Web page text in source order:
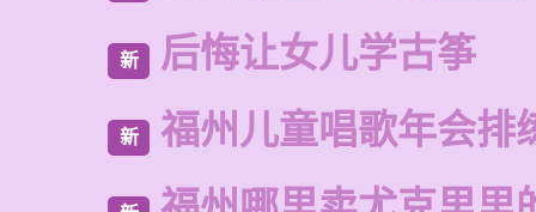
新 后悔让女儿学古筝
新 福州儿童唱歌年会排